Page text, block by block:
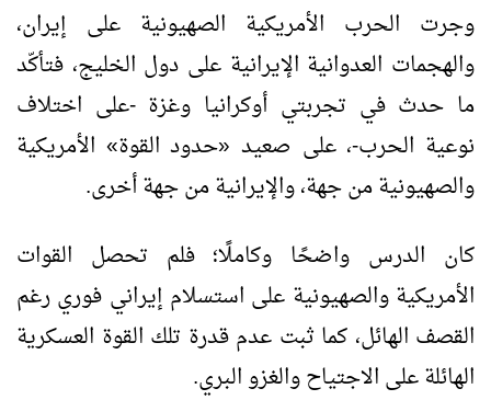
وجرت الحرب الأمريكية الصهيونية على إيران،
والهجمات العدوانية الإيرانية على دول الخليج، فتأكّد
ما حدث في تجربتي أوكرانيا وغزة -على اختلاف
نوعية الحرب-، على صعيد «حدود القوة» الأمريكية
والصهيونية من جهة، والإيرانية من جهة أخرى.
كان الدرس واضحًا وكاملًا؛ فلم تحصل القوات
الأمريكية والصهيونية على استسلام إيراني فوري رغم
القصف الهائل، كما ثبت عدم قدرة تلك القوة العسكرية
الهائلة على الاجتياح والغزو البري.